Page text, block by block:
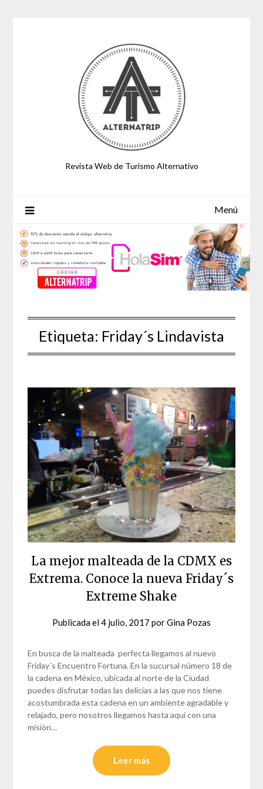
Revista Web de Turismo Alternativo
Menú
Etiqueta: Friday´s Lindavista
La mejor malteada de la CDMX es
Extrema. Conoce la nueva Friday´s
Extreme Shake
Publicada el4 julio, 2017 porGina Pozas
En busca de la malteada perfecta llegamos al nuevo
Friday´s Encuentro Fortuna. En la sucursal número 18 de
la cadena en México, ubicada al norte de la Ciudad
puedes disfrutar todas las delicias a las que nos tiene
acostumbrada esta cadena en un ambiente agradable y
relajado, pero nosotros llegamos hasta aquí con una
misión…
Leer más